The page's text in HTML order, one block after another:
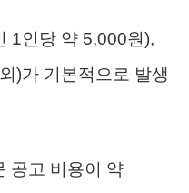
1인당 약 5,000원),
)가 기본적으로 발생
공고 비용이 약